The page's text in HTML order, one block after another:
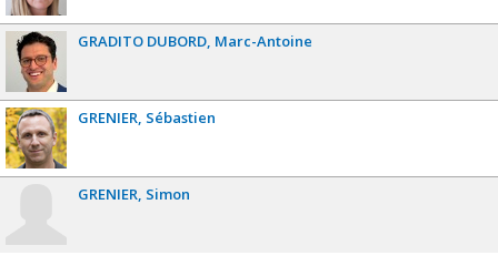
GRADITO DUBORD Marc-Antoine
GRENIER Sébastien
GRENIER Simon